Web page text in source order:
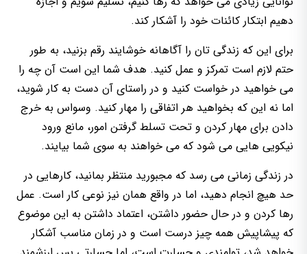
دهیم ابتکار کائنات خود را آشکار کند.
برای این که زندگی تان را آگاهانه خوشایند رقم بزنید، به طور
حتم لازم است تمرکز و عمل کنید. هدف شما این است آن چه را
می خواهید در خواست کنید و در راستای آن دست به کار شوید،
اما نه این که بخواهید هر اتفاقی را مهار کنید. وسواس به خرج
دادن برای مهار کردن و تحت تسلط گرفتن امور، مانع ورود
نیکویی هایی می شود که می خواهند به سوی شما بیایند.
در زندگی زمانی می رسد که مجبورید منتظر بمانید، کارهایی در
حد هیچ انجام دهید، اما در واقع همان نیز نوعی کار است. عمل
رها کردن و در حال حضور داشتن، اعتماد داشتن به این موضوع
که پیشاپیش همه چیز درست است و در زمان مناسب آشکار